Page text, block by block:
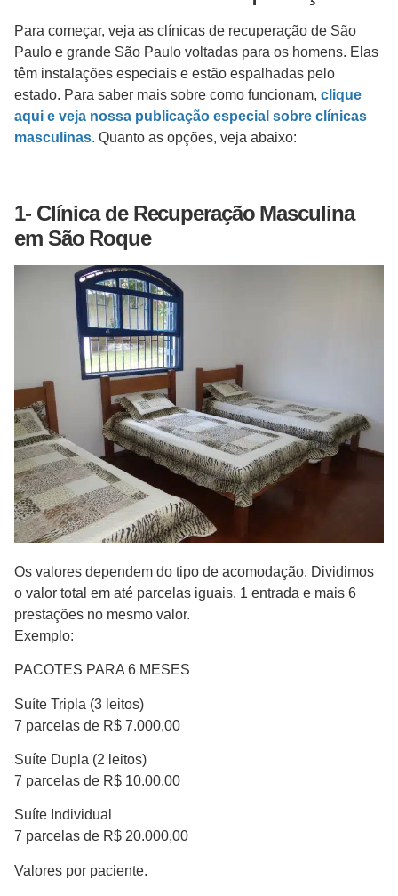
Para começar, veja as clínicas de recuperação de São
Paulo e grande São Paulo voltadas para os homens. Elas
têm instalações especiais e estão espalhadas pelo
estado. Para saber mais sobre como funcionam, clique
aqui e veja nossa publicação especial sobre clínicas
masculinas. Quanto as opções, veja abaixo:
1- Clínica de Recuperação Masculina
em São Roque
Os valores dependem do tipo de acomodação. Dividimos
o valor total em até parcelas iguais. 1 entrada e mais 6
prestações no mesmo valor.
Exemplo:
PACOTES PARA 6 MESES
Suíte Tripla (3 leitos)
7 parcelas de R$ 7.000,00
Suíte Dupla (2 leitos)
7 parcelas de R$ 10.00,00
Suíte Individual
7 parcelas de R$ 20.000,00
Valores por paciente.